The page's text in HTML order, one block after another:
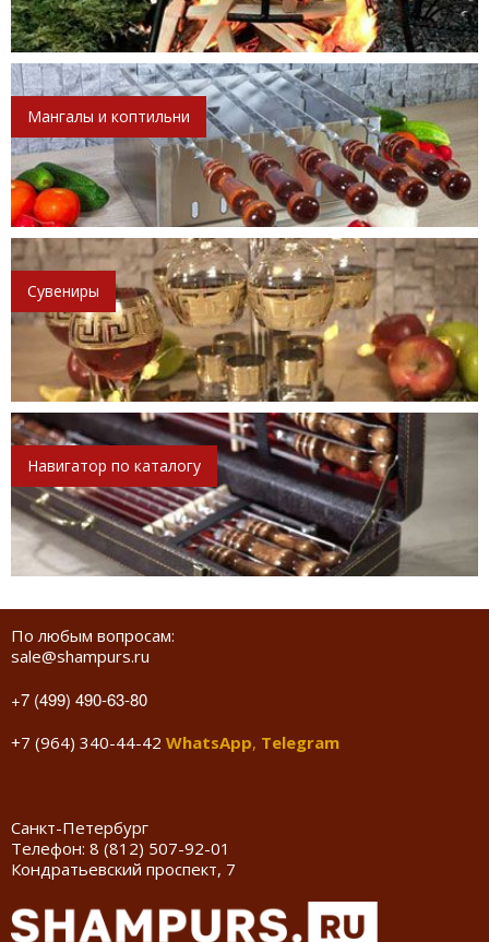
Мангалы и коптильни
Сувениры
Навигатор по каталогу
По любым вопросам:
sale@shampurs.ru
+7 (499) 490-63-80
+7 (964) 340-44-42 WhatsApp, Telegram
Санкт-Петербург
Телефон: 8 (812) 507-92-01
Кондратьевский проспект, 7